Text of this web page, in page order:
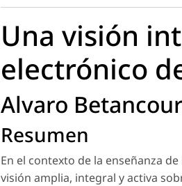
Una visión
electrónico
Alvaro
Resumen
En el contexto de la enseñanza
visión amplia, integral y activa